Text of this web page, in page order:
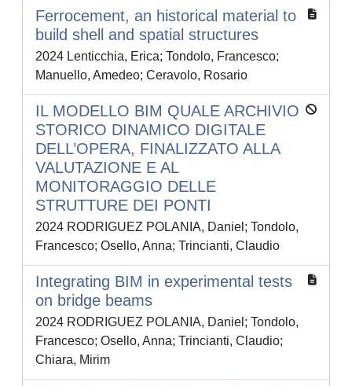
Ferrocement, an historical material to
build shell and spatial structures
2024 Lenticchia, Erica; Tondolo, Francesco;
Manuello, Amedeo; Ceravolo, Rosario
IL MODELLO BIM QUALE ARCHIVIO
STORICO DINAMICO DIGITALE
DELL’OPERA, FINALIZZATO ALLA
VALUTAZIONE E AL
MONITORAGGIO DELLE
STRUTTURE DEI PONTI
2024 RODRIGUEZ POLANIA, Daniel; Tondolo,
Francesco; Osello, Anna; Trincianti, Claudio
Integrating BIM in experimental tests
on bridge beams
2024 RODRIGUEZ POLANIA, Daniel; Tondolo,
Francesco; Osello, Anna; Trincianti, Claudio;
Chiara, Mirim